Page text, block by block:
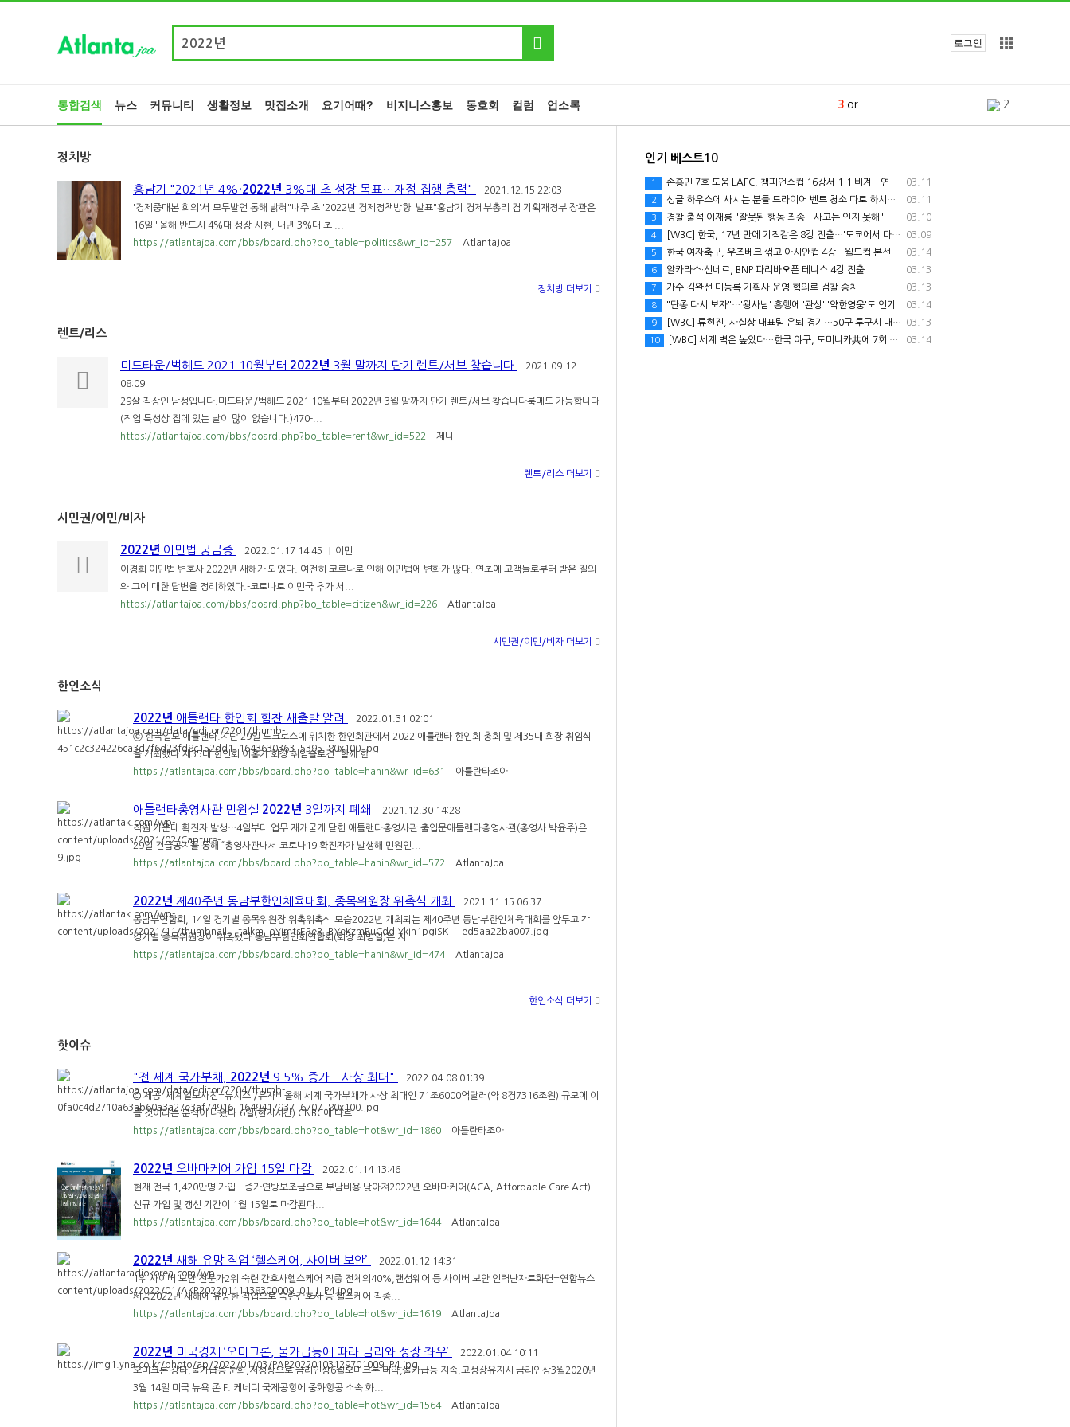
로그인
2
3 or
5 교
6 11
보험
8 사진
9 뉴스
통합검색 뉴스 커뮤니티 생활정보 맛집소개 요기어때? 비지니스홍보 동호회 컬럼 업소록
Post Search 포스트 검색
정치방
홍남기 "2021년 4%·2022년 3%대 초 성장 목표…재정 집행 총력"
2021.12.15 22:03
'경제중대본 회의'서 모두발언 통해 밝혀"내주 초 '2022년 경제정책방향' 발표"홍남기 경제부총리 겸 기획재정부 장관은
16일 "올해 반드시 4%대 성장 시현, 내년 3%대 초 ...
https://atlantajoa.com/bbs/board.php?bo_table=politics&wr_id=257
AtlantaJoa
정치방 더보기
렌트/리스
미드타운/벅헤드 2021 10월부터 2022년 3월 말까지 단기 렌트/서브 찾습니다
2021.09.12
08:09
29살 직장인 남성입니다.미드타운/벅헤드 2021 10월부터 2022년 3월 말까지 단기 렌트/서브 찾습니다룸메도 가능합니다
(직업 특성상 집에 있는 날이 많이 없습니다.)470-...
https://atlantajoa.com/bbs/board.php?bo_table=rent&wr_id=522
제니
렌트/리스 더보기
시민권/이민/비자
2022년 이민법 궁금증 2022.01.17 14:45
이민
이경희 이민법 변호사 2022년 새해가 되었다. 여전히 코로나로 인해 이민법에 변화가 많다. 연초에 고객들로부터 받은 질의
와 그에 대한 답변을 정리하였다.-코로나로 이민국 추가 서...
https://atlantajoa.com/bbs/board.php?bo_table=citizen&wr_id=226
AtlantaJoa
시민권/이민/비자 더보기
한인소식
2022년 애틀랜타 한인회 힘찬 새출발 알려
2022.01.31 02:01
ⓒ 한국일보 애틀랜타.지난 29일 노크로스에 위치한 한인회관에서 2022 애틀랜타 한인회 총회 및 제35대 회장 취임식
을 개최했다.제35대 한인회 이홍기 회장 취임슬로건 “함께 한...
https://atlantajoa.com/bbs/board.php?bo_table=hanin&wr_id=631
아틀란타조아
애틀랜타총영사관 민원실 2022년 3일까지 폐쇄
2021.12.30 14:28
직원 가운데 확진자 발생…4일부터 업무 재개굳게 닫힌 애틀랜타총영사관 출입문애틀랜타총영사관(총영사 박윤주)은
29일 긴급공지를 통해 “총영사관내서 코로나19 확진자가 발생해 민원인...
https://atlantajoa.com/bbs/board.php?bo_table=hanin&wr_id=572
AtlantaJoa
2022년 제40주년 동남부한인체육대회, 종목위원장 위촉식 개최
2021.11.15 06:37
동남부연합회, 14일 경기별 종목위원장 위촉위촉식 모습2022년 개최되는 제40주년 동남부한인체육대회를 앞두고 각
경기별 종목위원장이 위촉됐다.동남부한인회연합회(회장 최병일)는 지...
https://atlantajoa.com/bbs/board.php?bo_table=hanin&wr_id=474
AtlantaJoa
한인소식 더보기
핫이슈
"전 세계 국가부채, 2022년 9.5% 증가…사상 최대"
2022.04.08 01:39
© 제공: 세계일보사진=뉴시스 /유자비올해 세계 국가부채가 사상 최대인 71조6000억달러(약 8경7316조원) 규모에 이
를 것이라는 분석이 나왔다.6일(현지시간) CNBC에 따르...
https://atlantajoa.com/bbs/board.php?bo_table=hot&wr_id=1860
아틀란타조아
2022년 오바마케어 가입 15일 마감
2022.01.14 13:46
현재 전국 1,420만명 가입…증가연방보조금으로 부담비용 낮아져2022년 오바마케어(ACA, Affordable Care Act)
신규 가입 및 갱신 기간이 1월 15일로 마감된다...
https://atlantajoa.com/bbs/board.php?bo_table=hot&wr_id=1644
AtlantaJoa
2022년 새해 유망 직업 ‘헬스케어, 사이버 보안’
2022.01.12 14:31
1위 사이버 보안 전문가2위 숙련 간호사헬스케어 직종 전체의40%,랜섬웨어 등 사이버 보안 인력난자료화면=연합뉴스
제공2022년 새해에 유망한 직업으로 숙련간호사 등 헬스케어 직종...
https://atlantajoa.com/bbs/board.php?bo_table=hot&wr_id=1619
AtlantaJoa
2022년 미국경제 ‘오미크론, 물가급등에 따라 금리와 성장 좌우’
2022.01.04 10:11
오미크론 강타,물가급등 둔화,저성장으로 금리인상6월오미크론 미약,물가급등 지속,고성장유지시 금리인상3월2020년
3월 14일 미국 뉴욕 존 F. 케네디 국제공항에 중화항공 소속 화...
https://atlantajoa.com/bbs/board.php?bo_table=hot&wr_id=1564
AtlantaJoa
인기 베스트10
03.11
1
손흥민 7호 도움 LAFC, 챔피언스컵 16강서 1-1 비겨…연승 중단
03.11
2 싱글 하우스에 사시는 분들 드라이어 벤트 청소 따로 하시나요? [1]
03.10
3
경찰 출석 이재룡 "잘못된 행동 죄송…사고는 인지 못해"
03.09
4
[WBC] 한국, 17년 만에 기적같은 8강 진출…'도쿄에서 마이애미로'
03.14
5
한국 여자축구, 우즈베크 꺾고 아시안컵 4강…월드컵 본선 확정
03.13
6
알카라스·신네르, BNP 파리바오픈 테니스 4강 진출
03.13
7
가수 김완선 미등록 기획사 운영 혐의로 검찰 송치
03.14
8
"단종 다시 보자"…'왕사남' 흥행에 '관상'·'약한영웅'도 인기
03.13
9
[WBC] 류현진, 사실상 대표팀 은퇴 경기…50구 투구시 대회 종료
03.14
10 [WBC] 세계 벽은 높았다…한국 야구, 도미니카共에 7회 콜드게임 패